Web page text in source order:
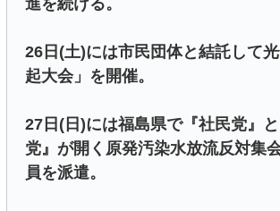
進を続ける。
26日(土)には市民団体と結託して
起大会」を開催。
27日(日)には福島県で『社民党』
党』が開く原発汚染水放流反対集
員を派遣。